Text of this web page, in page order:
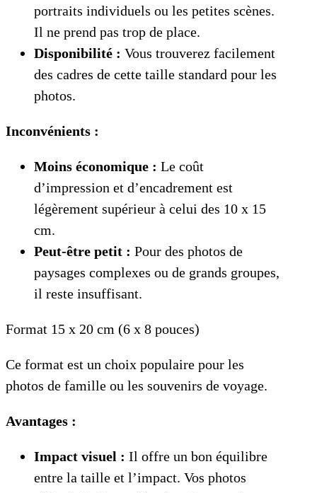
portraits individuels ou les petites scènes.
Il ne prend pas trop de place.
Disponibilité : Vous trouverez facilement
des cadres de cette taille standard pour les
photos.
Inconvénients :
Moins économique : Le coût
d’impression et d’encadrement est
légèrement supérieur à celui des 10 x 15
cm.
Peut-être petit : Pour des photos de
paysages complexes ou de grands groupes,
il reste insuffisant.
Format 15 x 20 cm (6 x 8 pouces)
Ce format est un choix populaire pour les
photos de famille ou les souvenirs de voyage.
Avantages :
Impact visuel : Il offre un bon équilibre
entre la taille et l’impact. Vos photos